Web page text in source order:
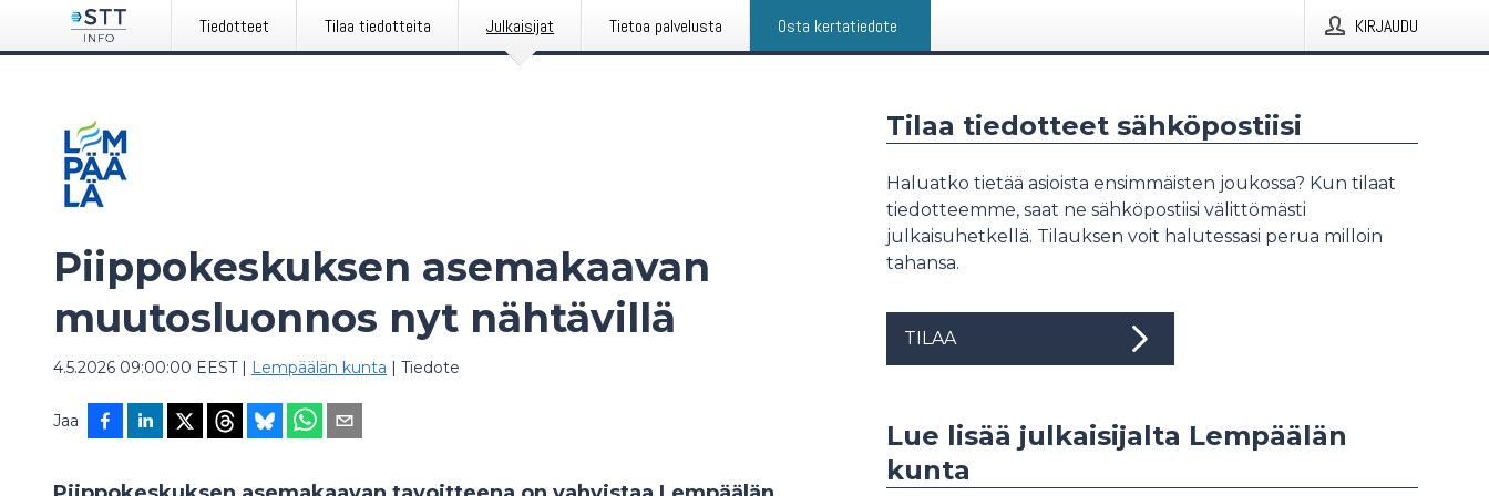
Tiedotteet Tilaa tiedotteita Julkaisijat Tietoa palvelusta Osta kertatiedote KIRJAUDU
Piippokeskuksen asemakaavan
muutosluonnos nyt nähtävillä
4.5.2026 09:00:00 EEST| Lempäälän kunta | Tiedote
Jaa
Tilaa tiedotteet sähköpostiisi
Haluatko tietää asioista ensimmäisten joukossa? Kun tilaat
tiedotteemme, saat ne sähköpostiisi välittömästi
julkaisuhetkellä. Tilauksen voit halutessasi perua milloin
tahansa.
TILAA
Lue lisää julkaisijalta Lempäälän
kunta